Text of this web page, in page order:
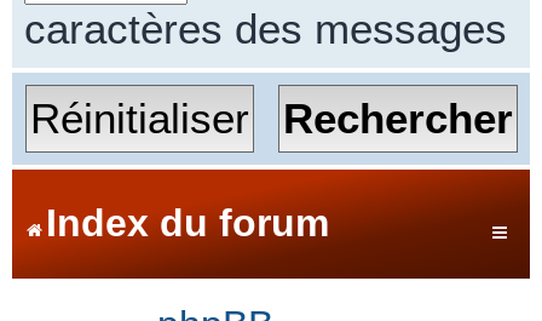
caractères des messages
Index du forum